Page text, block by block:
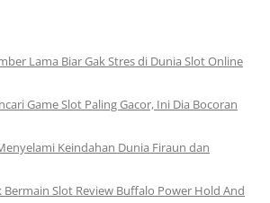
Lama Biar Gak Stres di Dunia Slot Online
Game Slot Paling Gacor, Ini Dia Bocoran
Keindahan Dunia Firaun dan
Slot Review Buffalo Power Hold And